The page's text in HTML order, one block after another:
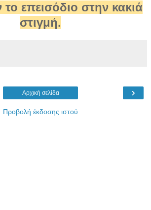
επεισόδιο στην κακιά
στιγμή.
›
Αρχική σελίδα
Προβολή έκδοσης ιστού